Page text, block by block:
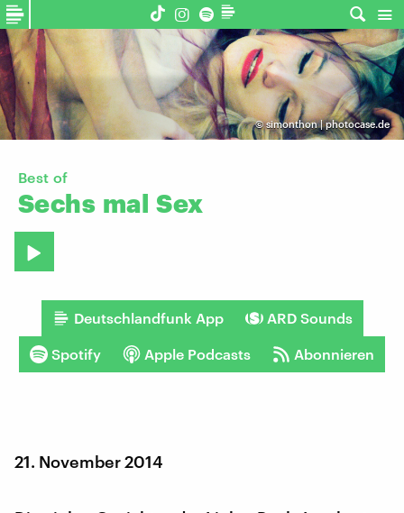
©simonthon | photocase.de
Best of
Sechs mal Sex
Deutschlandfunk App ARD Sounds
Spotify Apple Podcasts Abonnieren
21. November 2014